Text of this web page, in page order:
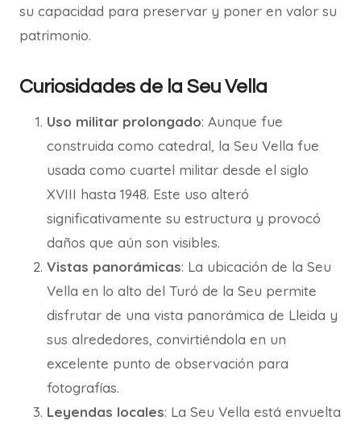
su capacidad para preservar y poner en valor su
patrimonio.
Curiosidades de la Seu Vella
Uso militar prolongado: Aunque fue
construida como catedral, la Seu Vella fue
usada como cuartel militar desde el siglo
XVIII hasta 1948. Este uso alteró
significativamente su estructura y provocó
daños que aún son visibles.
Vistas panorámicas: La ubicación de la Seu
Vella en lo alto del Turó de la Seu permite
disfrutar de una vista panorámica de Lleida y
sus alrededores, convirtiéndola en un
excelente punto de observación para
fotografías.
Leyendas locales: La Seu Vella está envuelta